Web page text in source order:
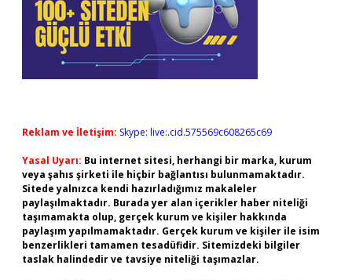
Reklam ve İletişim: Skype: live:.cid.575569c608265c69
Yasal Uyarı: Bu internet sitesi, herhangi bir marka, kurum
veya şahıs şirketi ile hiçbir bağlantısı bulunmamaktadır.
Sitede yalnızca kendi hazırladığımız makaleler
paylaşılmaktadır. Burada yer alan içerikler haber niteliği
taşımamakta olup, gerçek kurum ve kişiler hakkında
paylaşım yapılmamaktadır. Gerçek kurum ve kişiler ile isim
benzerlikleri tamamen tesadüfidir. Sitemizdeki bilgiler
taslak halindedir ve tavsiye niteliği taşımazlar.